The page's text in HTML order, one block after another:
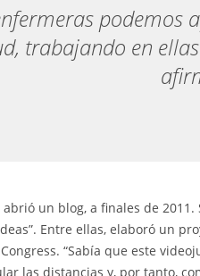
trabajando en
un blog, a finales de
Entre ellas, elaboró un
“Sabía que este
las distancias y, por tanto,